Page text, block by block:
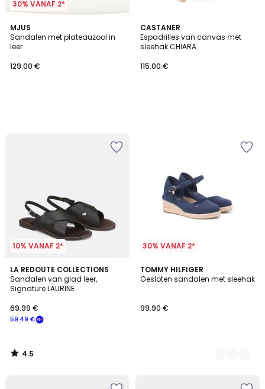
30% VANAF 2*
MJUS
Sandalen met plateauzool in
leer
129.00 €
CASTANER
Espadrilles van canvas met
sleehak CHIARA
115.00 €
10% VANAF 2*
LA REDOUTE COLLECTIONS
Sandalen van glad leer,
Signature LAURINE
59.49 €
69.99 €
4.5
/ 5
4.5
/
30% VANAF 2*
TOMMY HILFIGER
Gesloten sandalen met sleehak
99.90 €
2
Kleuren